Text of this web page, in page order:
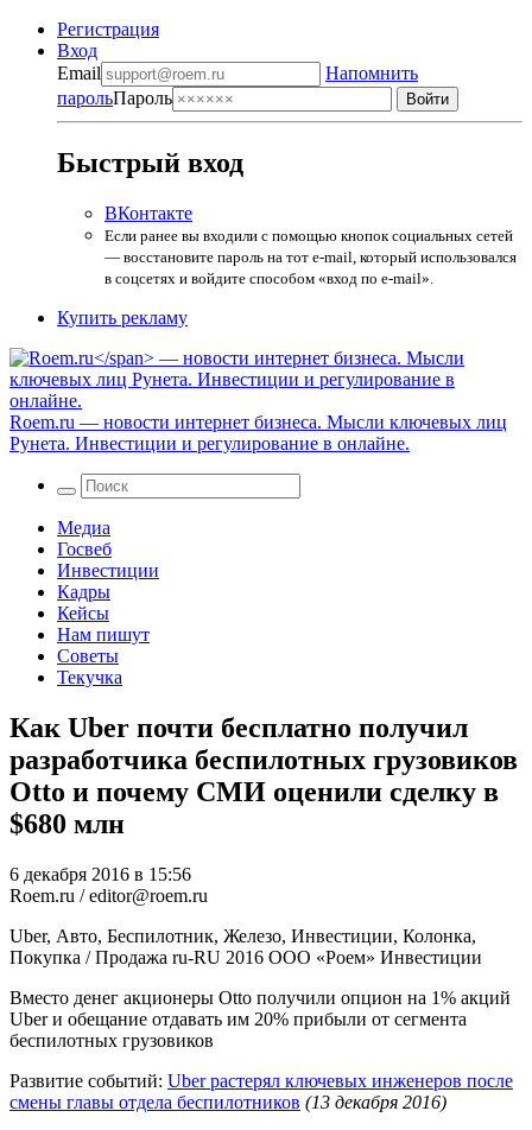
Регистрация
Вход
Email
Напомнить
парольПароль
Быстрый вход
ВКонтакте
Если ранее вы входили с помощью кнопок социальных сетей
— восстановите пароль на тот e-mail, который использовался
в соцсетях и войдите способом «вход по e-mail».
Купить рекламу
Roem.ru — новости интернет бизнеса. Мысли ключевых лиц
Рунета. Инвестиции и регулирование в онлайне.
Медиа
Госвеб
Инвестиции
Кадры
Кейсы
Нам пишут
Советы
Текучка
Как Uber почти бесплатно получил
разработчика беспилотных грузовиков
Otto и почему СМИ оценили сделку в
$680 млн
6 декабря 2016 в 15:56
Roem.ru / editor@roem.ru
Uber, Авто, Беспилотник, Железо, Инвестиции, Колонка,
Покупка / Продажа ru-RU 2016 ООО «Роем» Инвестиции
Вместо денег акционеры Otto получили опцион на 1% акций
Uber и обещание отдавать им 20% прибыли от сегмента
беспилотных грузовиков
Развитие событий: Uber растерял ключевых инженеров после
смены главы отдела беспилотников (13 декабря 2016)